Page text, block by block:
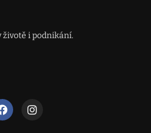
životě i podnikání.